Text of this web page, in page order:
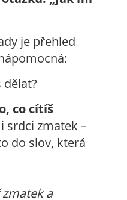
je přehled
dělat?
co cítíš
srdci zmatek –
do slov, která
a